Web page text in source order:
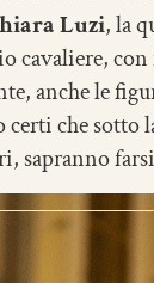
Luzi, la
cavaliere,
anche le
che sotto
sapranno